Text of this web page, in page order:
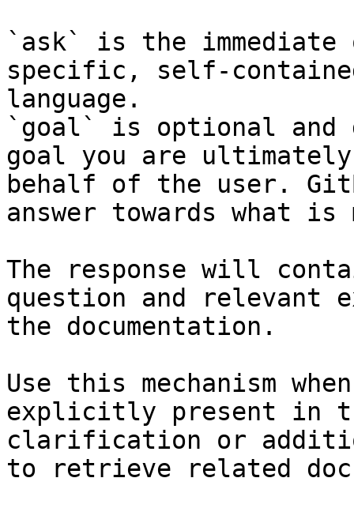
`ask` is the
specific, self-
language.
`goal` is optional and
goal you are
behalf of the user.
answer towards what
The response will
question and relevant
the documentation.
Use this mechanism
explicitly present in
clarification or